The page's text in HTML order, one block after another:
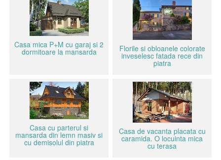
Casa mica P+M cu garaj si 2
dormitoare la mansarda Florile si obloanele colorate
inveselesc fatada rece din
piatra
Casa cu parterul si
mansarda din lemn masiv si
cu demisolul din piatra
Casa de vacanta placata cu
caramida. O locuinta mica
cu terasa